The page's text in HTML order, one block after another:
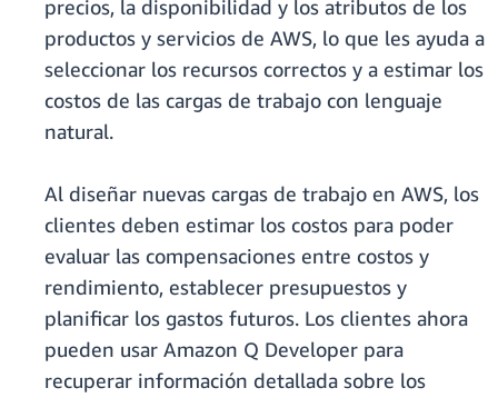
precios, la disponibilidad y los atributos de los
productos y servicios de AWS, lo que les ayuda a
seleccionar los recursos correctos y a estimar los
costos de las cargas de trabajo con lenguaje
natural.
Al diseñar nuevas cargas de trabajo en AWS, los
clientes deben estimar los costos para poder
evaluar las compensaciones entre costos y
rendimiento, establecer presupuestos y
planificar los gastos futuros. Los clientes ahora
pueden usar Amazon Q Developer para
recuperar información detallada sobre los